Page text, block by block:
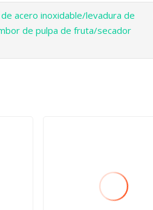
acero inoxidable/levadura de
de pulpa de fruta/secador